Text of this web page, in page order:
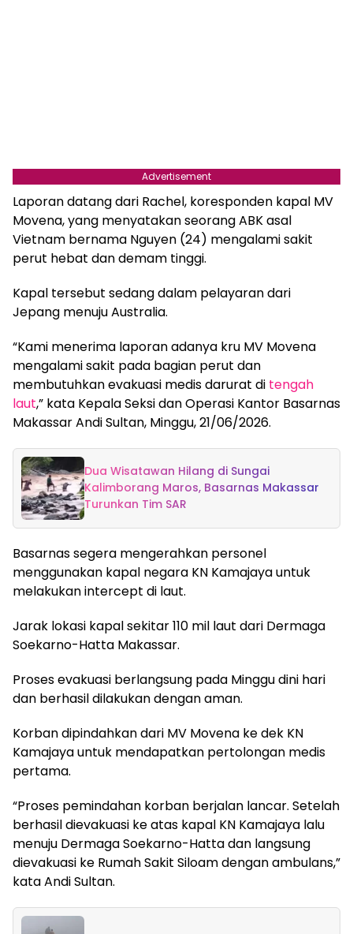
Advertisement
Laporan datang dari Rachel, koresponden kapal MV
Movena, yang menyatakan seorang ABK asal
Vietnam bernama Nguyen (24) mengalami sakit
perut hebat dan demam tinggi.
Kapal tersebut sedang dalam pelayaran dari
Jepang menuju Australia.
“Kami menerima laporan adanya kru MV Movena
mengalami sakit pada bagian perut dan
membutuhkan evakuasi medis darurat di tengah
laut,” kata Kepala Seksi dan Operasi Kantor Basarnas
Makassar Andi Sultan, Minggu, 21/06/2026.
Dua Wisatawan Hilang di Sungai
Kalimborang Maros, Basarnas Makassar
Turunkan Tim SAR
Basarnas segera mengerahkan personel
menggunakan kapal negara KN Kamajaya untuk
melakukan intercept di laut.
Jarak lokasi kapal sekitar 110 mil laut dari Dermaga
Soekarno-Hatta Makassar.
Proses evakuasi berlangsung pada Minggu dini hari
dan berhasil dilakukan dengan aman.
Korban dipindahkan dari MV Movena ke dek KN
Kamajaya untuk mendapatkan pertolongan medis
pertama.
“Proses pemindahan korban berjalan lancar. Setelah
berhasil dievakuasi ke atas kapal KN Kamajaya lalu
menuju Dermaga Soekarno-Hatta dan langsung
dievakuasi ke Rumah Sakit Siloam dengan ambulans,”
kata Andi Sultan.